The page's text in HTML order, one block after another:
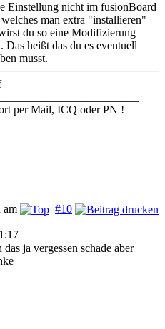
Einstellung nicht im fusionBoard
man extra "installieren"
du so eine Modifizierung
Das heißt das du es eventuell
musst.
per Mail, ICQ oder PN !
#10
am
ja vergessen schade aber